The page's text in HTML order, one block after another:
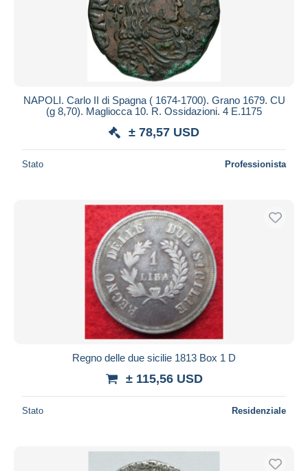
NAPOLI. Carlo II di Spagna ( 1674-1700). Grano 1679. CU
(g 8,70). Magliocca 10. R. Ossidazioni. 4 E.1175
± 78,57 USD
Stato Professionista
Regno delle due sicilie 1813 Box 1 D
± 115,56 USD
Stato Residenziale